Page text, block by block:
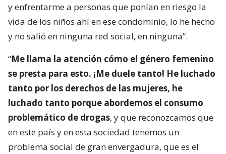
y enfrentarme a personas que ponían en riesgo la
vida de los niños ahí en ese condominio, lo he hecho
y no salió en ninguna red social, en ninguna”.
“Me llama la atención cómo el género femenino
se presta para esto. ¡Me duele tanto! He luchado
tanto por los derechos de las mujeres, he
luchado tanto porque abordemos el consumo
problemático de drogas, y que reconozcamos que
en este país y en esta sociedad tenemos un
problema social de gran envergadura, que es el